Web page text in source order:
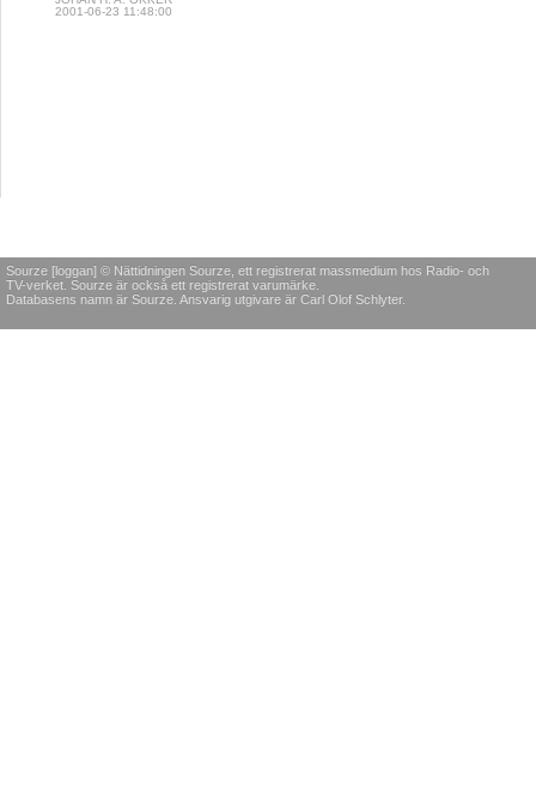
2001-06-23 11:48:00
Sourze [loggan] © Nättidningen Sourze, ett registrerat massmedium hos Radio- och
TV-verket. Sourze är också ett registrerat varumärke.
Databasens namn är Sourze. Ansvarig utgivare är Carl Olof Schlyter.